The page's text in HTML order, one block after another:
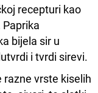
recepturi kao
bijela sir u
i tvrdi sirevi.
razne vrste kiselih